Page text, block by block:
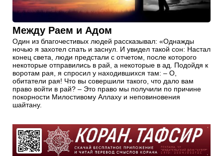
Между Раем и Адом
Один из благочестивых людей рассказывал: «Однажды
ночью я захотел спать и заснул. И увидел такой сон: Настал
конец света, люди предстали с отчетом, после которого
некоторые отправились в рай, а некоторые в ад. Подойдя к
воротам рая, я спросил у находившихся там: – О,
обитатели рая! Что вы совершили такого, что дало вам
право войти в рай? – Это право мы получили по причине
покорности Милостивому Аллаху и неповиновения
шайтану.